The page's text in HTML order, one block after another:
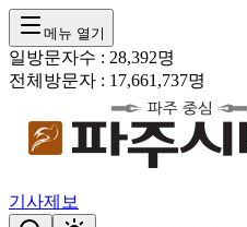
메뉴 열기
일방문자수 : 28,392명
전체방문자 : 17,661,737명
기사제보